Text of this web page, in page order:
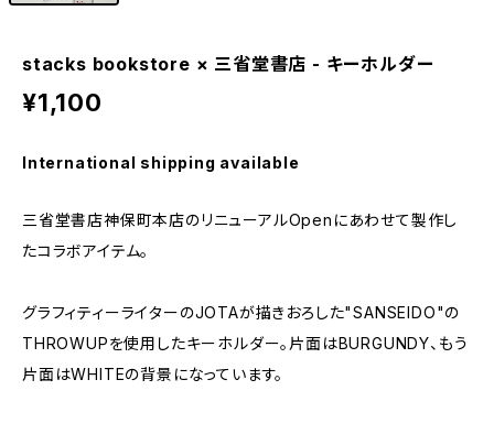
stacks bookstore × 三省堂書店 - キーホルダー
¥1,100
International shipping available
三省堂書店神保町本店のリニューアルOpenにあわせて製作し
たコラボアイテム。
グラフィティーライターのJOTAが描きおろした"SANSEIDO"の
THROWUPを使用したキーホルダー。片面はBURGUNDY、もう
片面はWHITEの背景になっています。